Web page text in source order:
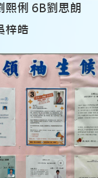
熙俐 6B劉思朗
梓皓